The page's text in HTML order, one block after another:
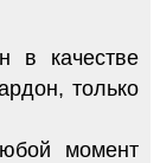
в качестве
только
момент